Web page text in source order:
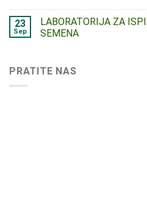
23
Sep
LABORATORIJA ZA
SEMENA
PRATITE NAS